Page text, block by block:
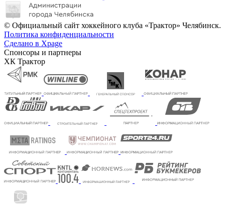
© Официальный сайт хоккейного клуба «Трактор» Челябинск.
Политика конфиденциальности
Сделано в Xpage
Спонсоры и партнеры
ХК Трактор